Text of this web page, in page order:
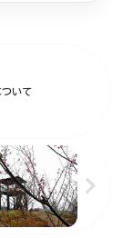
付を終了さ
いて